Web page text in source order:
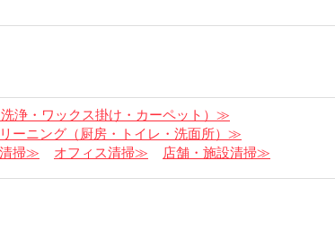
浄・ワックス掛け・カーペット）≫
ーニング（厨房・トイレ・洗面所）≫
清掃≫ オフィス清掃≫ 店舗・施設清掃≫